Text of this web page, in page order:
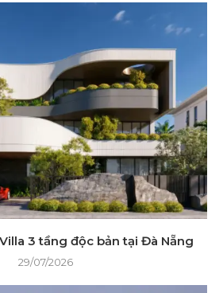
3 tầng độc bản tại Đà Nẵng
29/07/2026